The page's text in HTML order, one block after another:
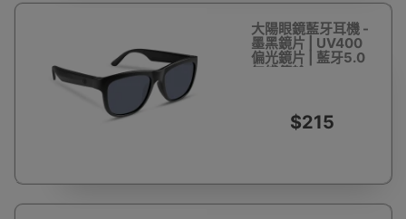
大陽眼鏡藍牙耳機 -
墨黑鏡片 | UV400
偏光鏡片 | 藍牙5.0
無綫傳輸
$215